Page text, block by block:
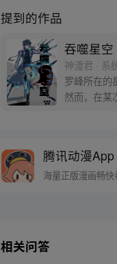
提到的作品
吞噬星空
神漫君 · 系
罗峰所在的
然而，在某
腾讯动漫App
海量正版漫画畅快
相关问答